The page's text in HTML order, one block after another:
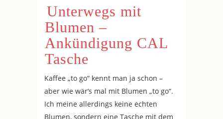
Unterwegs mit
Blumen –
Ankündigung CAL
Tasche
Kaffee „to go“ kennt man ja schon –
aber wie wär‘s mal mit Blumen „to go“.
Ich meine allerdings keine echten
Blumen, sondern eine Tasche mit dem